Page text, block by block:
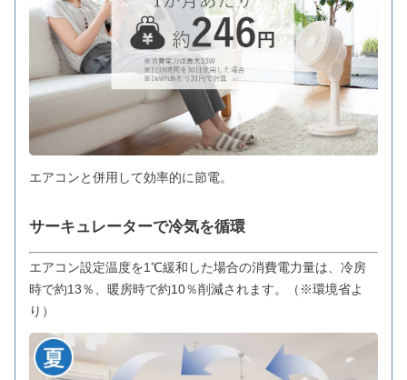
エアコンと併用して効率的に節電。
サーキュレーターで冷気を循環
エアコン設定温度を1℃緩和した場合の消費電力量は、冷房
時で約13％、暖房時で約10％削減されます。（※環境省よ
り）